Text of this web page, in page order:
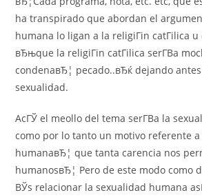
ha transpirado que abordan el
humana lo ligan a la religiГіn catГіlica u
вЂњque la religiГіn catГіlica serГ­В­a
condenaвЂ¦ pecado..вЂќ dejando
sexualidad.
AcГЎ el meollo del tema serГ­В­a la
como por lo tanto un motivo referente a
humanaвЂ¦ que tanta carencia nos
humanosвЂ¦ Pero de este modo como
ВЎs relacionar la sexualidad humana